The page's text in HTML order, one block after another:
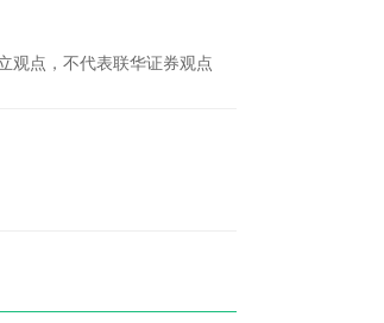
观点，不代表联华证券观点